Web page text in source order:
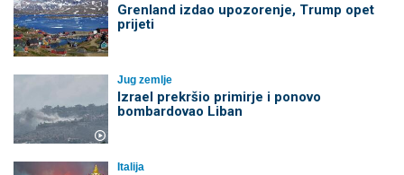
Grenland izdao upozorenje, Trump opet
prijeti
Jug zemlje
Izrael prekršio primirje i ponovo
bombardovao Liban
Italija